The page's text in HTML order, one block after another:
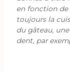
en fonction de
toujours la
du gâteau,
dent, par